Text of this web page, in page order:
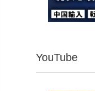
YouTube